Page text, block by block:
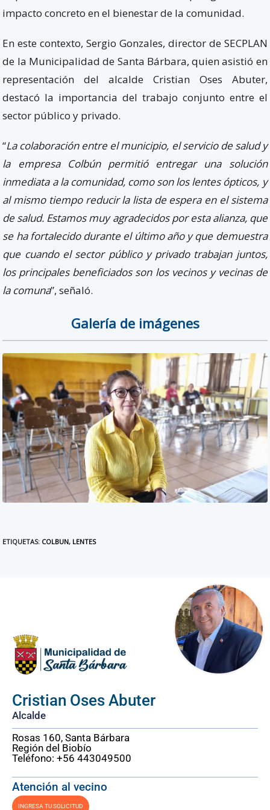
impacto concreto en el bienestar de la comunidad.
En este contexto, Sergio Gonzales, director de SECPLAN
de la Municipalidad de Santa Bárbara, quien asistió en
representación del alcalde Cristian Oses Abuter,
destacó la importancia del trabajo conjunto entre el
sector público y privado.
“La colaboración entre el municipio, el servicio de salud y
la empresa Colbún permitió entregar una solución
inmediata a la comunidad, como son los lentes ópticos, y
al mismo tiempo reducir la lista de espera en el sistema
de salud. Estamos muy agradecidos por esta alianza, que
se ha fortalecido durante el último año y que demuestra
que cuando el sector público y privado trabajan juntos,
los principales beneficiados son los vecinos y vecinas de
la comuna”, señaló.
ETIQUETAS: COLBUN, LENTES
Cristian Oses Abuter
Alcalde
Rosas 160, Santa Bárbara
Región del Biobío
Teléfono: +56 443049500
Atención al vecino
INGRESA TU SOLICITUD